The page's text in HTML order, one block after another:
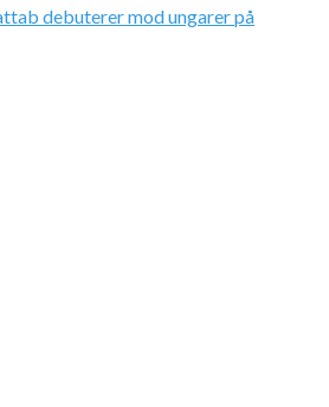
debuterer mod ungarer på